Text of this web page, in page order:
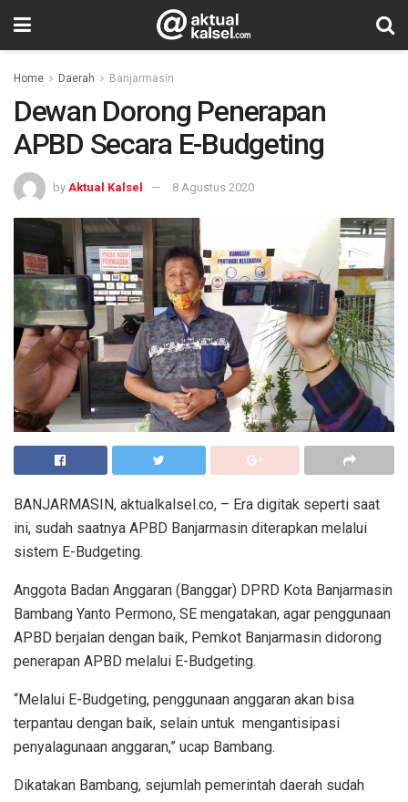
Home Daerah Banjarmasin
Dewan Dorong Penerapan
APBD Secara E-Budgeting
by Aktual Kalsel 8 Agustus 2020
BANJARMASIN, aktualkalsel.co, – Era digitak seperti saat
ini, sudah saatnya APBD Banjarmasin diterapkan melalui
sistem E-Budgeting.
Anggota Badan Anggaran (Banggar) DPRD Kota Banjarmasin
Bambang Yanto Permono, SE mengatakan, agar penggunaan
APBD berjalan dengan baik, Pemkot Banjarmasin didorong
penerapan APBD melalui E-Budgeting.
“Melalui E-Budgeting, penggunaan anggaran akan bisa
terpantau dengan baik, selain untuk mengantisipasi
penyalagunaan anggaran,” ucap Bambang.
Dikatakan Bambang, sejumlah pemerintah daerah sudah